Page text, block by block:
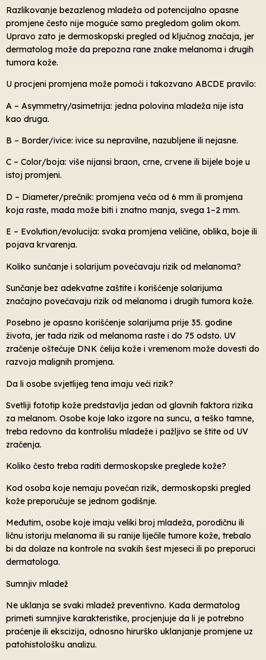
Razlikovanje bezazlenog mladeža od potencijalno opasne
promjene često nije moguće samo pregledom golim okom.
Upravo zato je dermoskopski pregled od ključnog značaja, jer
dermatolog može da prepozna rane znake melanoma i drugih
tumora kože.
U procjeni promjena može pomoći i takozvano ABCDE pravilo:
A – Asymmetry/asimetrija: jedna polovina mladeža nije ista
kao druga.
B – Border/ivice: ivice su nepravilne, nazubljene ili nejasne.
C – Color/boja: više nijansi braon, crne, crvene ili bijele boje u
istoj promjeni.
D – Diameter/prečnik: promjena veća od 6 mm ili promjena
koja raste, mada može biti i znatno manja, svega 1–2 mm.
E – Evolution/evolucija: svaka promjena veličine, oblika, boje ili
pojava krvarenja.
Koliko sunčanje i solarijum povećavaju rizik od melanoma?
Sunčanje bez adekvatne zaštite i korišćenje solarijuma
značajno povećavaju rizik od melanoma i drugih tumora kože.
Posebno je opasno korišćenje solarijuma prije 35. godine
života, jer tada rizik od melanoma raste i do 75 odsto. UV
zračenje oštećuje DNK ćelija kože i vremenom može dovesti do
razvoja malignih promjena.
Da li osobe svjetlijeg tena imaju veći rizik?
Svetliji fototip kože predstavlja jedan od glavnih faktora rizika
za melanom. Osobe koje lako izgore na suncu, a teško tamne,
treba redovno da kontrolišu mladeže i pažljivo se štite od UV
zračenja.
Koliko često treba raditi dermoskopske preglede kože?
Kod osoba koje nemaju povećan rizik, dermoskopski pregled
kože preporučuje se jednom godišnje.
Međutim, osobe koje imaju veliki broj mladeža, porodičnu ili
ličnu istoriju melanoma ili su ranije liječile tumore kože, trebalo
bi da dolaze na kontrole na svakih šest mjeseci ili po preporuci
dermatologa.
Sumnjiv mladež
Ne uklanja se svaki mladež preventivno. Kada dermatolog
primeti sumnjive karakteristike, procjenjuje da li je potrebno
praćenje ili ekscizija, odnosno hirurško uklanjanje promjene uz
patohistološku analizu.